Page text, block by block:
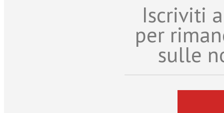
Iscriviti
per
sulle